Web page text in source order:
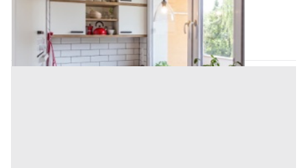
Belmonte Mezzagno (Palermo)
Codice asta:AN9116888
Asta chiusa